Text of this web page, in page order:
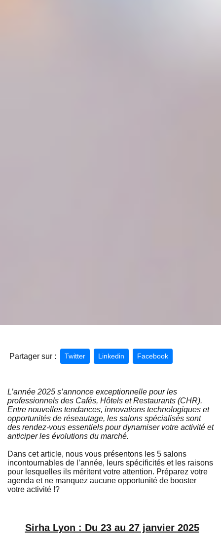
Partager sur : Twitter Linkedin Facebook
L’année 2025 s’annonce exceptionnelle pour les
professionnels des Cafés, Hôtels et Restaurants (CHR).
Entre nouvelles tendances, innovations technologiques et
opportunités de réseautage, les salons spécialisés sont
des rendez-vous essentiels pour dynamiser votre activité et
anticiper les évolutions du marché.
Dans cet article, nous vous présentons les 5 salons
incontournables de l’année, leurs spécificités et les raisons
pour lesquelles ils méritent votre attention. Préparez votre
agenda et ne manquez aucune opportunité de booster
votre activité !?
Sirha Lyon : Du 23 au 27 janvier 2025